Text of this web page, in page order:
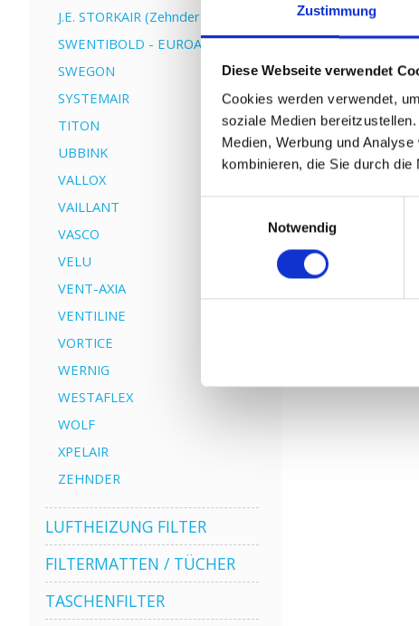
Zustimmung
Diese Webseite verwendet
Cookies werden verwendet,
soziale Medien
Medien, Werbung und
kombinieren, die Sie durch
Notwendig
J.E. STORKAIR (Zehnder)
SWENTIBOLD - EUROAIR
SWEGON
SYSTEMAIR
TITON
UBBINK
VALLOX
VAILLANT
VASCO
VELU
VENT-AXIA
VENTILINE
VORTICE
WERNIG
WESTAFLEX
WOLF
XPELAIR
ZEHNDER
LUFTHEIZUNG FILTER
FILTERMATTEN / TÜCHER
TASCHENFILTER